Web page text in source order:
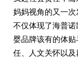
妈妈视角的又一次
不仅体现了海普
婴品牌该有的体
任、人文关怀以